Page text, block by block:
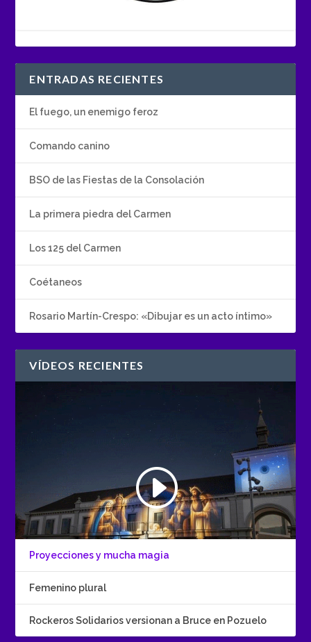
ENTRADAS RECIENTES
El fuego, un enemigo feroz
Comando canino
BSO de las Fiestas de la Consolación
La primera piedra del Carmen
Los 125 del Carmen
Coétaneos
Rosario Martín-Crespo: «Dibujar es un acto íntimo»
VÍDEOS RECIENTES
Proyecciones y mucha magia
Femenino plural
Rockeros Solidarios versionan a Bruce en Pozuelo